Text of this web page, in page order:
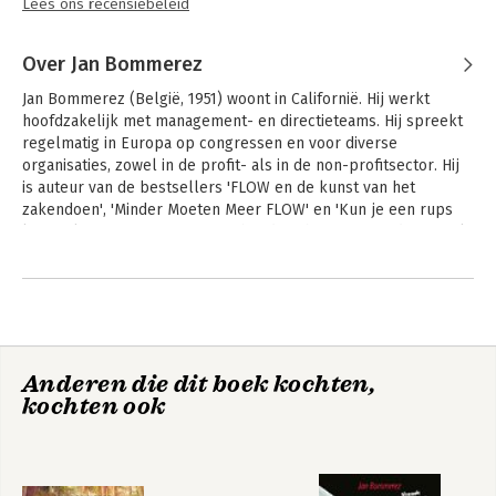
aan van een neutrale wetenschapper.
Lees ons recensiebeleid
Over Jan Bommerez
Jan Bommerez (België, 1951) woont in Californië. Hij werkt
hoofdzakelijk met management- en directieteams. Hij spreekt
regelmatig in Europa op congressen en voor diverse
organisaties, zowel in de profit- als in de non-profitsector. Hij
is auteur van de bestsellers 'FLOW en de kunst van het
zakendoen', 'Minder Moeten Meer FLOW' en 'Kun je een rups
Andere boeken door Jan Bommerez
Anderen die dit boek kochten,
kochten ook